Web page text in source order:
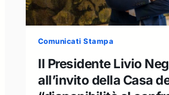
diplomati
con
Comunicati Stampa
Il Presidente Livio
all’invito della Casa